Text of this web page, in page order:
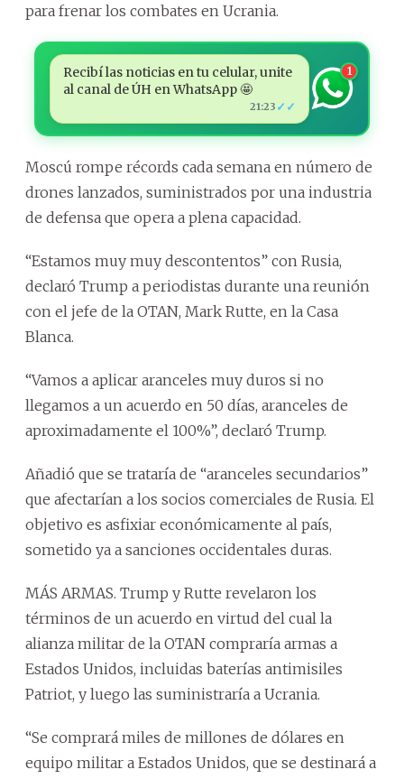
para frenar los combates en Ucrania.
Recibí las noticias en tu celular, unite
al canal de ÚH en WhatsApp 🤩
21:23 ✓✓
1
Moscú rompe récords cada semana en número de
drones lanzados, suministrados por una industria
de defensa que opera a plena capacidad.
“Estamos muy muy descontentos” con Rusia,
declaró Trump a periodistas durante una reunión
con el jefe de la OTAN, Mark Rutte, en la Casa
Blanca.
“Vamos a aplicar aranceles muy duros si no
llegamos a un acuerdo en 50 días, aranceles de
aproximadamente el 100%”, declaró Trump.
Añadió que se trataría de “aranceles secundarios”
que afectarían a los socios comerciales de Rusia. El
objetivo es asfixiar económicamente al país,
sometido ya a sanciones occidentales duras.
MÁS ARMAS. Trump y Rutte revelaron los
términos de un acuerdo en virtud del cual la
alianza militar de la OTAN compraría armas a
Estados Unidos, incluidas baterías antimisiles
Patriot, y luego las suministraría a Ucrania.
“Se comprará miles de millones de dólares en
equipo militar a Estados Unidos, que se destinará a